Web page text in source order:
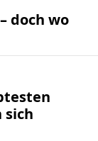
doch wo
sich